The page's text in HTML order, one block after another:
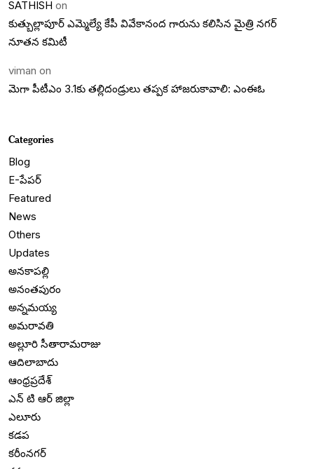
SATHISH on
కుత్బుల్లాపూర్ ఎమ్మెల్యే కేపీ వివేకానంద గారును కలిసిన మైత్రి నగర్
నూతన కమిటీ
viman on
మెగా పీటీఎం 3.1కు తల్లిదండ్రులు తప్పక హాజరుకావాలి: ఎంఈఓ
Categories
Blog
E-పేపర్
Featured
News
Others
Updates
అనకాపల్లి
అనంతపురం
అన్నమయ్య
అమరావతి
అల్లూరి సీతారామరాజు
ఆదిలాబాదు
ఆంధ్రప్రదేశ్
ఎన్ టి ఆర్ జిల్లా
ఎలూరు
కడప
కరీంనగర్